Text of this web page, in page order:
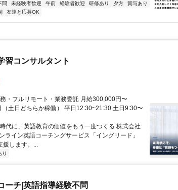
問 未経験者歓迎 午前 経験者歓迎 研修あり 夕方
賞与あり
友達と応募OK
習コンサルタント
・フルリモート・業務委託 月給300,000円〜
土日どちらか稼働） 平日12:30~21:30 土日9:30〜
代に、英語教育の価値をもう一度つくる 株式会社
ライン英語コーチングサービス「イングリード」
援します。...
り
ーチ|英語指導経験不問